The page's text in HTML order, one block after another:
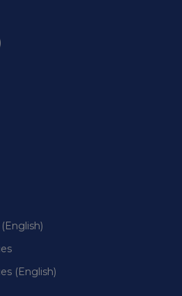
(English)